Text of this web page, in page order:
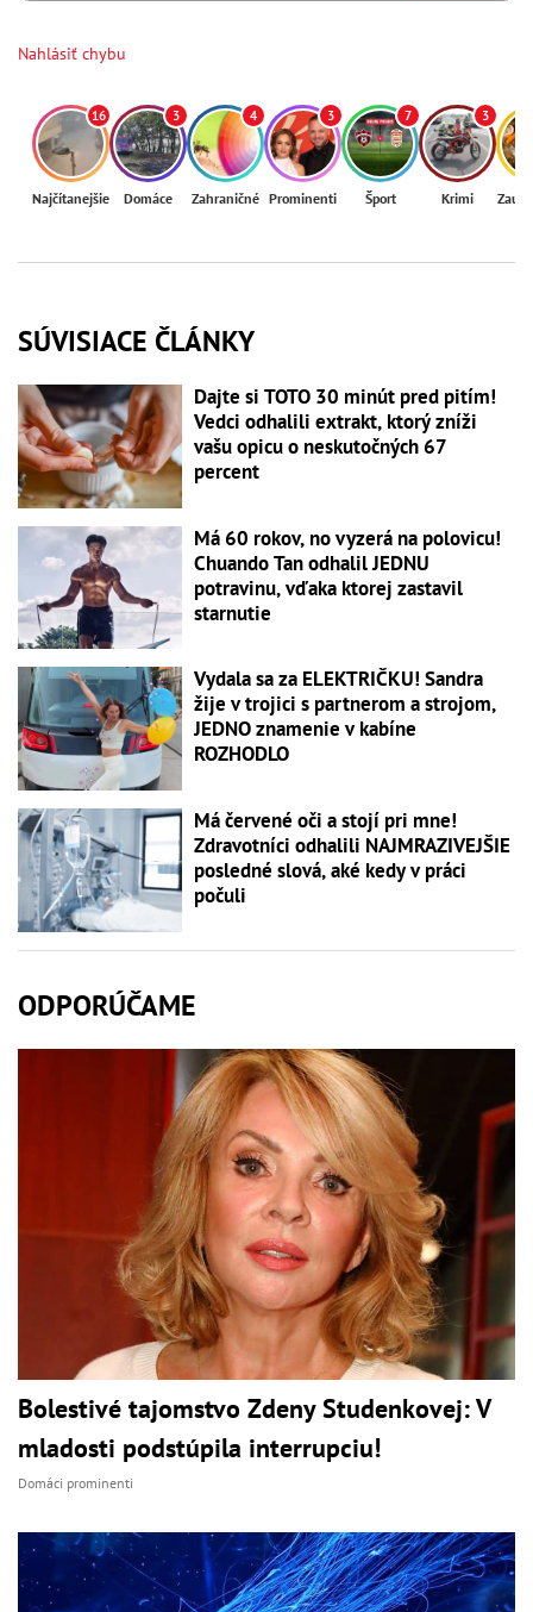
Nahlásiť chybu
16
Najčítanejšie
3
Domáce
4
Zahraničné
3
Prominenti
7
Šport
3
Krimi
SÚVISIACE ČLÁNKY
Dajte si TOTO 30 minút pred pitím!
Vedci odhalili extrakt, ktorý zníži
vašu opicu o neskutočných 67
percent
Má 60 rokov, no vyzerá na polovicu!
Chuando Tan odhalil JEDNU
potravinu, vďaka ktorej zastavil
starnutie
Vydala sa za ELEKTRIČKU! Sandra
žije v trojici s partnerom a strojom,
JEDNO znamenie v kabíne
ROZHODLO
Má červené oči a stojí pri mne!
Zdravotníci odhalili NAJMRAZIVEJŠIE
posledné slová, aké kedy v práci
počuli
ODPORÚČAME
Bolestivé tajomstvo Zdeny Studenkovej: V
mladosti podstúpila interrupciu!
Domáci prominenti